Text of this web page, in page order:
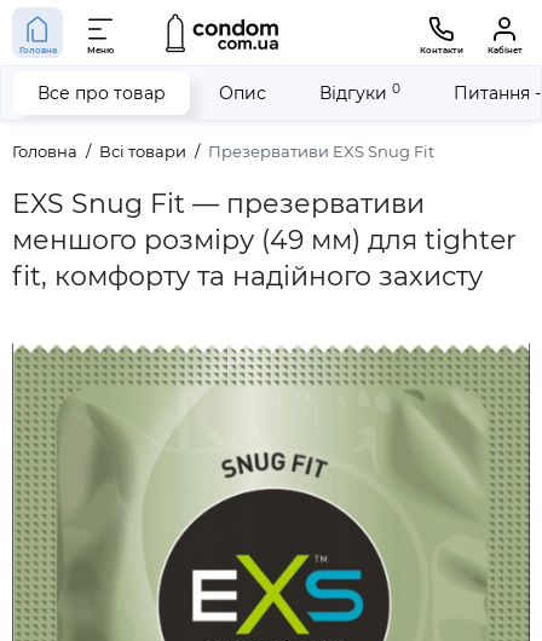
Головна Меню Контакти Кабінет
Головна Всі товари Презервативи EXS Snug Fit
EXS Snug Fit — презервативи
меншого розміру (49 мм) для tighter
fit, комфорту та надійного захисту
Все про товар Опис Відгуки 0 Питання